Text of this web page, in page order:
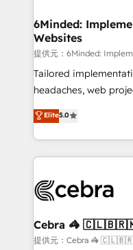
downtime. 🔹 RevOps Strategy: Align teams,
processes, and data
Integrations: Connect
for better adoption. 🔹 Custom Solutions: Build
tailored apps,
our commitment to
OneMetric, we help
6Minded:
Websites
提供元：6Minded:
Tailored
headaches, web
house team of
developers,
aspects of your HubSpot. ✨ 400+ global
100+ seamless
implementations, and
CS: 245% organic
full-funnel HubSpot
Elite5.0
Cebra 🦓
提供元：Cebra 🦓